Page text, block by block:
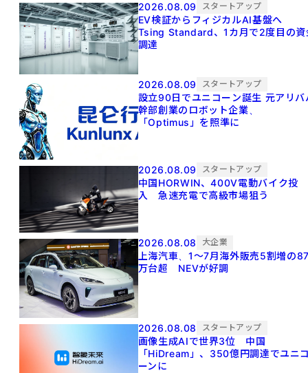
2026.08.09 スタートアップ
EV検証からフィジカルAI基盤へ
Tsing Standard、1カ月で2度目の資
調達
2026.08.09 スタートアップ
設立90日でユニコーン誕生 元アリババ
幹部創業のロボット企業、
「Optimus」を照準に
2026.08.09 スタートアップ
中国HORWIN、400V電動バイク投
入 急速充電で高級市場狙う
2026.08.08 大企業
上海汽車、1～7月海外販売5割増の
万台超 NEVが好調
2026.08.08 スタートアップ
画像生成AIで世界3位 中国
「HiDream」、350億円調達でユニ
ーンに